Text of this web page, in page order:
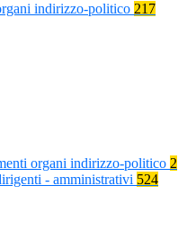
indirizzo-politico 217
organi indirizzo-politico 2
- amministrativi 524